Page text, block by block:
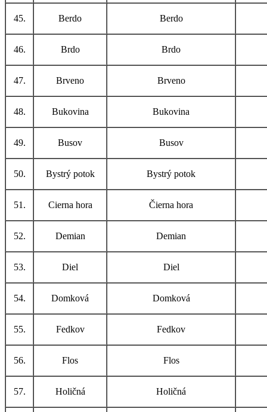
45. Berdo Berdo
46. Brdo Brdo
47. Brveno Brveno
48. Bukovina Bukovina
49. Busov Busov
50. Bystrý potok Bystrý potok
51. Cierna hora Čierna hora
52. Demian Demian
53. Diel Diel
54. Domková Domková
55. Fedkov Fedkov
56. Flos Flos
57. Holičná Holičná